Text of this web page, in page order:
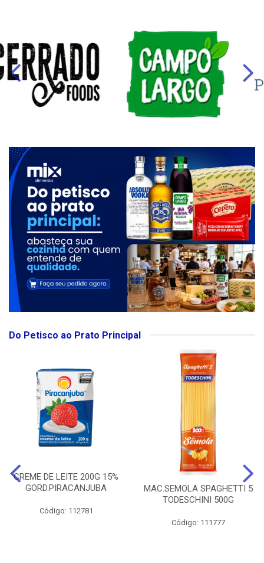
Do Petisco ao Prato Principal
CREME DE LEITE 200G 15%
GORD.PIRACANJUBA
Código: 112781
MAC.SEMOLA SPAGHETTI 5
TODESCHINI 500G
Código: 111777